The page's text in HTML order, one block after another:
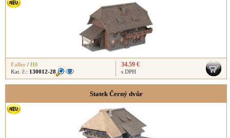
Faller / H0
Kat. č.: 130012-28
34.59 €
s DPH
Statek Černý dvůr